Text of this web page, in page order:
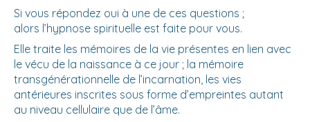
Si vous répondez oui à une de ces questions ;
alors l’hypnose spirituelle est faite pour vous.
Elle traite les mémoires de la vie présentes en lien avec
le vécu de la naissance à ce jour ; la mémoire
transgénérationnelle de l’incarnation, les vies
antérieures inscrites sous forme d’empreintes autant
au niveau cellulaire que de l’âme.